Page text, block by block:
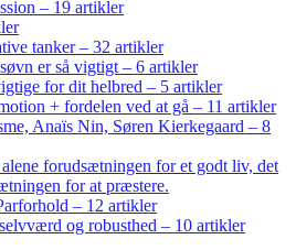
– 19 artikler
tanker – 32 artikler
er så vigtigt – 6 artikler
for dit helbred – 5 artikler
+ fordelen ved at gå – 11 artikler
Anaïs Nin, Søren Kierkegaard – 8
forudsætningen for et godt liv, det
for at præstere.
– 12 artikler
og robusthed – 10 artikler